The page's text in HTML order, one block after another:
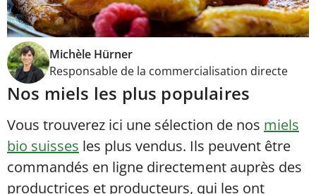
Michèle Hürner
Responsable de la commercialisation directe
Nos miels les plus populaires
Vous trouverez ici une sélection de nos miels
bio suisses les plus vendus. Ils peuvent être
commandés en ligne directement auprès des
productrices et producteurs, qui les ont